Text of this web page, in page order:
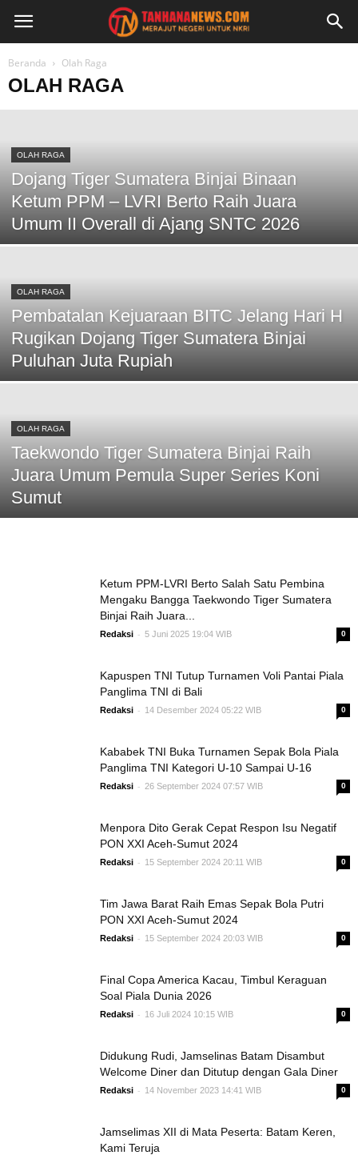
Beranda Olah Raga
OLAH RAGA
OLAH RAGA
Dojang Tiger Sumatera Binjai Binaan
Ketum PPM – LVRI Berto Raih Juara
Umum II Overall di Ajang SNTC 2026
OLAH RAGA
Pembatalan Kejuaraan BITC Jelang Hari H
Rugikan Dojang Tiger Sumatera Binjai
Puluhan Juta Rupiah
OLAH RAGA
Taekwondo Tiger Sumatera Binjai Raih
Juara Umum Pemula Super Series Koni
Sumut
Ketum PPM-LVRI Berto Salah Satu Pembina
Mengaku Bangga Taekwondo Tiger Sumatera
Binjai Raih Juara...
Redaksi - 5 Juni 2025 19:04 WIB 0
Kapuspen TNI Tutup Turnamen Voli Pantai Piala
Panglima TNI di Bali
Redaksi - 14 Desember 2024 05:22 WIB 0
Kababek TNI Buka Turnamen Sepak Bola Piala
Panglima TNI Kategori U-10 Sampai U-16
Redaksi - 26 September 2024 07:57 WIB 0
Menpora Dito Gerak Cepat Respon Isu Negatif
PON XXI Aceh-Sumut 2024
Redaksi - 15 September 2024 20:11 WIB 0
Tim Jawa Barat Raih Emas Sepak Bola Putri
PON XXI Aceh-Sumut 2024
Redaksi - 15 September 2024 20:03 WIB 0
Final Copa America Kacau, Timbul Keraguan
Soal Piala Dunia 2026
Redaksi - 16 Juli 2024 10:15 WIB 0
Didukung Rudi, Jamselinas Batam Disambut
Welcome Diner dan Ditutup dengan Gala Diner
Redaksi - 14 November 2023 14:41 WIB 0
Jamselimas XII di Mata Peserta: Batam Keren,
Kami Teruja